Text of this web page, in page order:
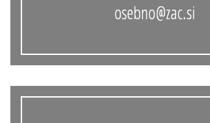
osebno@zac.si